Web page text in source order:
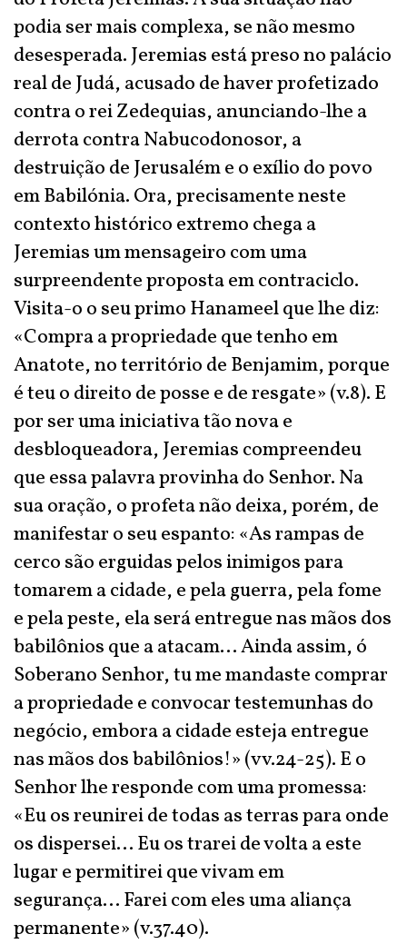
podia ser mais complexa, se não mesmo
desesperada. Jeremias está preso no palácio
real de Judá, acusado de haver profetizado
contra o rei Zedequias, anunciando-lhe a
derrota contra Nabucodonosor, a
destruição de Jerusalém e o exílio do povo
em Babilónia. Ora, precisamente neste
contexto histórico extremo chega a
Jeremias um mensageiro com uma
surpreendente proposta em contraciclo.
Visita-o o seu primo Hanameel que lhe diz:
«Compra a propriedade que tenho em
Anatote, no território de Benjamim, porque
é teu o direito de posse e de resgate» (v.8). E
por ser uma iniciativa tão nova e
desbloqueadora, Jeremias compreendeu
que essa palavra provinha do Senhor. Na
sua oração, o profeta não deixa, porém, de
manifestar o seu espanto: «As rampas de
cerco são erguidas pelos inimigos para
tomarem a cidade, e pela guerra, pela fome
e pela peste, ela será entregue nas mãos dos
babilônios que a atacam... Ainda assim, ó
Soberano Senhor, tu me mandaste comprar
a propriedade e convocar testemunhas do
negócio, embora a cidade esteja entregue
nas mãos dos babilônios!» (vv.24-25). E o
Senhor lhe responde com uma promessa:
«Eu os reunirei de todas as terras para onde
os dispersei... Eu os trarei de volta a este
lugar e permitirei que vivam em
segurança... Farei com eles uma aliança
permanente» (v.37.40).